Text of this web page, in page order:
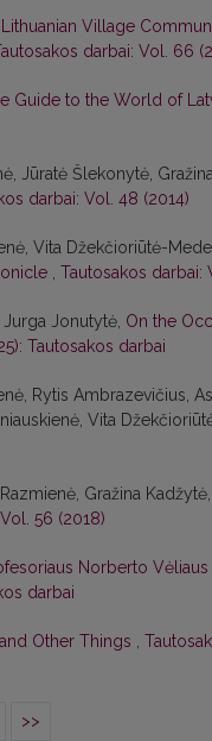
Village
darbai: Vol. 66
Guide to the World of
Jūratė Šlekonytė,
darbai: Vol. 48 (2014)
Vita Džekčioriūtė-
, Tautosakos darbai:
Jonutytė, On the
Tautosakos darbai
Rytis Ambrazevičius,
Vita
Gražina
56 (2018)
Norberto
darbai
Other Things ,
>>